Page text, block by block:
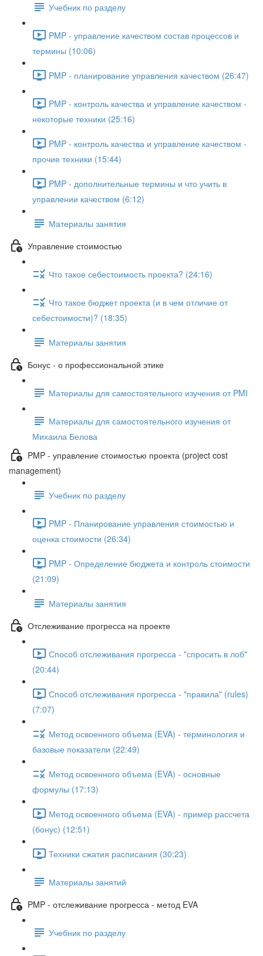
Учебник по разделу
PMP - управление качеством состав процессов и
термины (10:06)
PMP - планирование управления качеством (26:47)
PMP - контроль качества и управление качеством -
некоторые техники (25:16)
PMP - контроль качества и управление качеством -
прочие техники (15:44)
PMP - дополнительные термины и что учить в
управлении качеством (6:12)
Материалы занятия
Управление стоимостью
Что такое себестоимость проекта? (24:16)
Что такое бюджет проекта (и в чем отличие от
себестоимости)? (18:35)
Материалы занятия
Бонус - о профессиональной этике
Материалы для самостоятельного изучения от PMI
Материалы для самостоятельного изучения от
Михаила Белова
PMP - управление стоимостью проекта (project cost
management)
Учебник по разделу
PMP - Планирование управления стоимостью и
оценка стоимости (26:34)
PMP - Определение бюджета и контроль стоимости
(21:09)
Материалы занятия
Отслеживание прогресса на проекте
Способ отслеживания прогресса - "спросить в лоб"
(20:44)
Способ отслеживания прогресса - "правила" (rules)
(7:07)
Метод освоенного объема (EVA) - терминология и
базовые показатели (22:49)
Метод освоенного объема (EVA) - основные
формулы (17:13)
Метод освоенного объема (EVA) - пример рассчета
(бонус) (12:51)
Техники сжатия расписания (30:23)
Материалы занятий
PMP - отслеживание прогресса - метод EVA
Учебник по разделу